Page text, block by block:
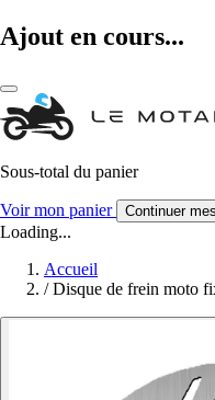
Ajout en cours...
Sous-total du panier
Voir mon panier Continuer
Loading...
Accueil
/ Disque de frein moto